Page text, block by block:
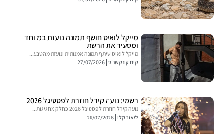
מייקל לואיס חושף תמונה נועזת במיוחד
ומסעיר את הרשת
מייקל לואיס שיתף תמונה אמנותית ונועזת מהטבע...
קים קונקשנ'ס 27/07/2026
רשמי: נועה קירל חוזרת לפסטיגל 2026
נועה קירל חוזרת לפסטיגל 2026 כחלק מחגיגות...
ליאור קלו 26/07/2026